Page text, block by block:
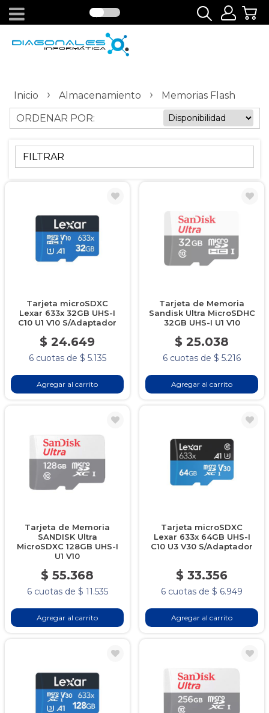
Inicio › Almacenamiento ›
Memorias Flash
ORDENAR POR:
FILTRAR
Tarjeta microSDXC
Lexar 633x 32GB UHS-I
C10 U1 V10 S/Adaptador
$ 24.649
6 cuotas de $ 5.135
Agregar al carrito
Tarjeta de Memoria
Sandisk Ultra MicroSDHC
32GB UHS-I U1 V10
$ 25.038
6 cuotas de $ 5.216
Agregar al carrito
Tarjeta de Memoria
SANDISK Ultra
MicroSDXC 128GB UHS-I
U1 V10
$ 55.368
6 cuotas de $ 11.535
Agregar al carrito
Tarjeta microSDXC
Lexar 633x 64GB UHS-I
C10 U3 V30 S/Adaptador
$ 33.356
6 cuotas de $ 6.949
Agregar al carrito